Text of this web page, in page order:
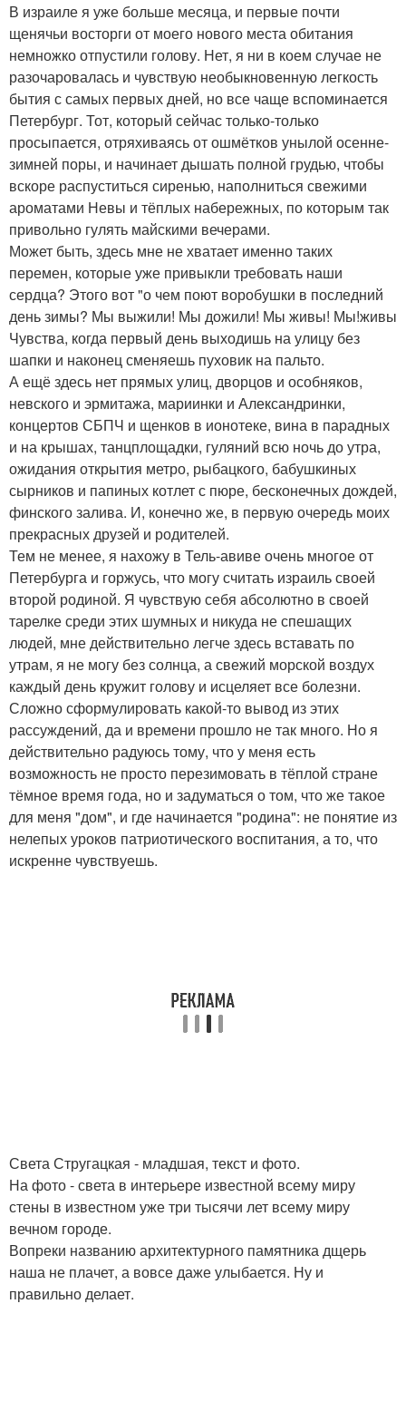
В израиле я уже больше месяца, и первые почти
щенячьи восторги от моего нового места обитания
немножко отпустили голову. Нет, я ни в коем случае не
разочаровалась и чувствую необыкновенную легкость
бытия с самых первых дней, но все чаще вспоминается
Петербург. Тот, который сейчас только-только
просыпается, отряхиваясь от ошмётков унылой осенне-
зимней поры, и начинает дышать полной грудью, чтобы
вскоре распуститься сиренью, наполниться свежими
ароматами Невы и тёплых набережных, по которым так
привольно гулять майскими вечерами.
Может быть, здесь мне не хватает именно таких
перемен, которые уже привыкли требовать наши
сердца? Этого вот "о чем поют воробушки в последний
день зимы? Мы выжили! Мы дожили! Мы живы! Мы!живы
Чувства, когда первый день выходишь на улицу без
шапки и наконец сменяешь пуховик на пальто.
А ещё здесь нет прямых улиц, дворцов и особняков,
невского и эрмитажа, мариинки и Александринки,
концертов СБПЧ и щенков в ионотеке, вина в парадных
и на крышах, танцплощадки, гуляний всю ночь до утра,
ожидания открытия метро, рыбацкого, бабушкиных
сырников и папиных котлет с пюре, бесконечных дождей,
финского залива. И, конечно же, в первую очередь моих
прекрасных друзей и родителей.
Тем не менее, я нахожу в Тель-авиве очень многое от
Петербурга и горжусь, что могу считать израиль своей
второй родиной. Я чувствую себя абсолютно в своей
тарелке среди этих шумных и никуда не спешащих
людей, мне действительно легче здесь вставать по
утрам, я не могу без солнца, а свежий морской воздух
каждый день кружит голову и исцеляет все болезни.
Сложно сформулировать какой-то вывод из этих
рассуждений, да и времени прошло не так много. Но я
действительно радуюсь тому, что у меня есть
возможность не просто перезимовать в тёплой стране
тёмное время года, но и задуматься о том, что же такое
для меня "дом", и где начинается "родина": не понятие из
нелепых уроков патриотического воспитания, а то, что
искренне чувствуешь.
Света Стругацкая - младшая, текст и фото.
На фото - света в интерьере известной всему миру
стены в известном уже три тысячи лет всему миру
вечном городе.
Вопреки названию архитектурного памятника дщерь
наша не плачет, а вовсе даже улыбается. Ну и
правильно делает.